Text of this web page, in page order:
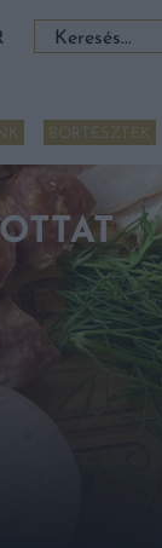
Keresés:
BORTESZTEK